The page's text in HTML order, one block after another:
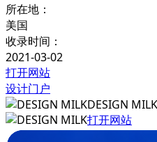
所在地：
美国
收录时间：
2021-03-02
打开网站
设计门户
DESIGN MILK
打开网站